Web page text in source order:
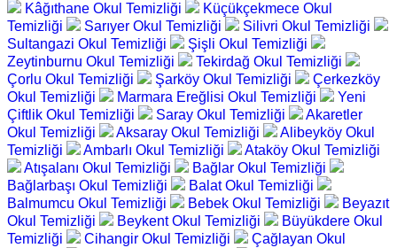
Kâğıthane Okul Temizliği
Küçükçekmece Okul
Temizliği
Sarıyer Okul Temizliği
Silivri Okul Temizliği
Sultangazi Okul Temizliği
Şişli Okul Temizliği
Zeytinburnu Okul Temizliği
Tekirdağ Okul Temizliği
Çorlu Okul Temizliği
Şarköy Okul Temizliği
Çerkezköy
Okul Temizliği
Marmara Ereğlisi Okul Temizliği
Yeni
Çiftlik Okul Temizliği
Saray Okul Temizliği
Akaretler
Okul Temizliği
Aksaray Okul Temizliği
Alibeyköy Okul
Temizliği
Ambarlı Okul Temizliği
Ataköy Okul Temizliği
Atışalanı Okul Temizliği
Bağlar Okul Temizliği
Bağlarbaşı Okul Temizliği
Balat Okul Temizliği
Balmumcu Okul Temizliği
Bebek Okul Temizliği
Beyazıt
Okul Temizliği
Beykent Okul Temizliği
Büyükdere Okul
Temizliği
Cihangir Okul Temizliği
Çağlayan Okul